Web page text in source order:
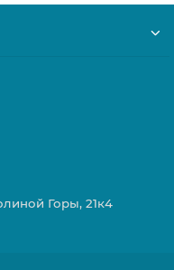
Горы, 21к4